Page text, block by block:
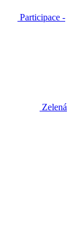
Participace -
Zelená